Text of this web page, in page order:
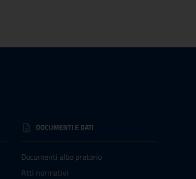
DOCUMENTI E DATI
Documenti albo pretorio
Atti normativi